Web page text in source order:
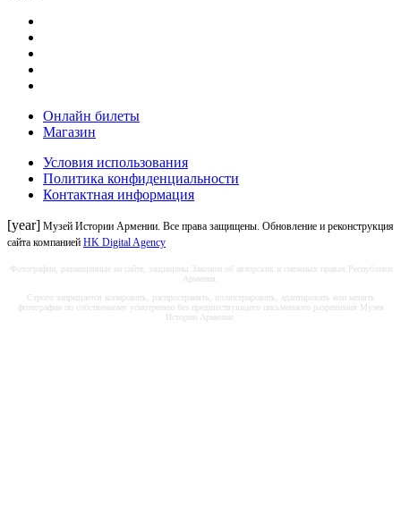
Онлайн билеты
Магазин
Условия использования
Политика конфиденциальности
Контактная информация
[year] Музей Истории Армении. Все права защищены. Обновление и реконструкция
сайта компанией HK Digital Agency
Фотографии, размещенные на сайте, защищены Законом об авторских и смежных правах Республики
Армения.
Строго запрещается копировать, распространять, иллюстрировать, адаптировать или менять
фотографии по собственному усмотрению без предшествующего письменного разрешения Музея
Истории Армении.